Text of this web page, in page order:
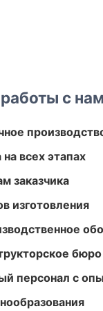
с
всех этапах
заказчика
изготовления
бюро
персонал с